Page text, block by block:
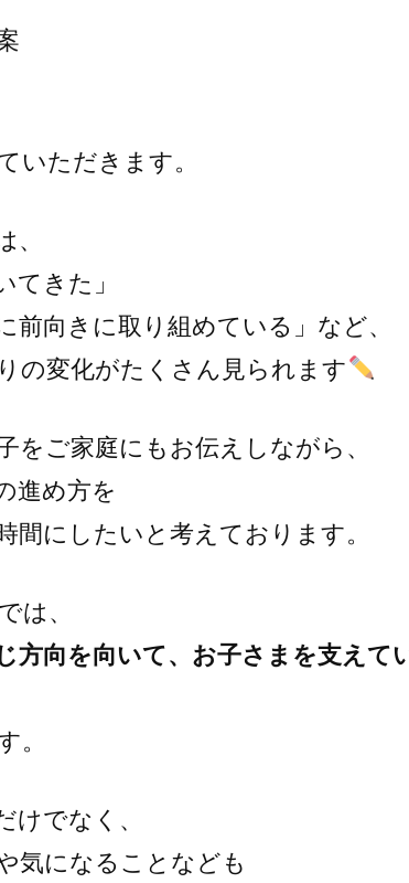
いただきます。
、
てきた」
前向きに取り組めている」など、
の変化がたくさん見られます
をご家庭にもお伝えしながら、
進め方を
間にしたいと考えております。
は、
方向を向いて、お子さまを支えて
。
けでなく、
気になることなども